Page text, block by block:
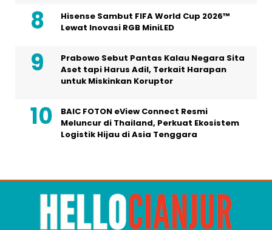
Hisense Sambut FIFA World Cup 2026™
Lewat Inovasi RGB MiniLED
Prabowo Sebut Pantas Kalau Negara Sita
Aset tapi Harus Adil, Terkait Harapan
untuk Miskinkan Koruptor
BAIC FOTON eView Connect Resmi
Meluncur di Thailand, Perkuat Ekosistem
Logistik Hijau di Asia Tenggara